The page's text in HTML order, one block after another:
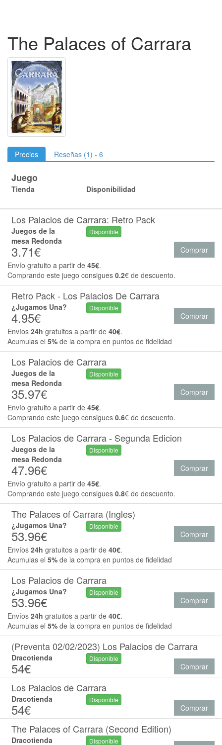
The Palaces of Carrara
Precios Reseñas (1) - 6
Juego
Tienda Disponibilidad
Los Palacios de Carrara: Retro Pack
Juegos de la
mesa Redonda
3.71€
Disponible
Comprar
Envío gratuito a partir de 45€.
Comprando este juego consigues 0.2€ de descuento.
Retro Pack - Los Palacios De Carrara
¿Jugamos Una?
4.95€
Disponible
Comprar
Envíos 24h gratuitos a partir de 40€.
Acumulas el 5% de la compra en puntos de fidelidad
Los Palacios de Carrara
Juegos de la
mesa Redonda
35.97€
Disponible
Comprar
Envío gratuito a partir de 45€.
Comprando este juego consigues 0.6€ de descuento.
Los Palacios de Carrara - Segunda Edicion
Juegos de la
mesa Redonda
47.96€
Disponible
Comprar
Envío gratuito a partir de 45€.
Comprando este juego consigues 0.8€ de descuento.
The Palaces of Carrara (Ingles)
¿Jugamos Una?
53.96€
Disponible
Comprar
Envíos 24h gratuitos a partir de 40€.
Acumulas el 5% de la compra en puntos de fidelidad
Los Palacios de Carrara
¿Jugamos Una?
53.96€
Disponible
Comprar
Envíos 24h gratuitos a partir de 40€.
Acumulas el 5% de la compra en puntos de fidelidad
(Preventa 02/02/2023) Los Palacios de Carrara
Dracotienda
54€
Disponible
Comprar
Los Palacios de Carrara
Dracotienda
54€
Disponible
Comprar
The Palaces of Carrara (Second Edition)
Dracotienda Disponible